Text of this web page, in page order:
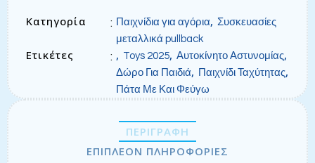
Κατηγορία : Παιχνίδια για αγόρια, Συσκευασίες
μεταλλικά pullback
Ετικέτες : , Toys 2025, Αυτοκίνητο Αστυνομίας,
Δώρο Για Παιδιά, Παιχνίδι Ταχύτητας,
Πάτα Με Και Φεύγω
ΠΕΡΙΓΡΑΦΉ
ΕΠΙΠΛΈΟΝ ΠΛΗΡΟΦΟΡΊΕΣ